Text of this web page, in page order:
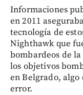
Informaciones
en 2011
tecnología de
Nighthawk que
bombardeos de
los objetivos
en Belgrado,
error.